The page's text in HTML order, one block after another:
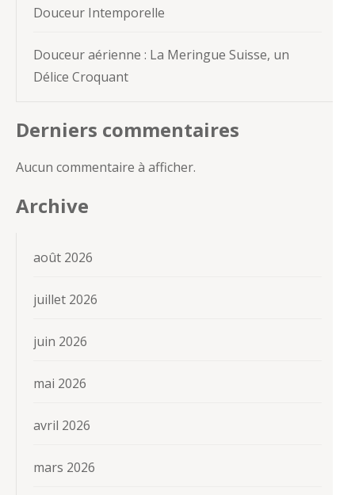
Douceur Intemporelle
Douceur aérienne : La Meringue Suisse, un
Délice Croquant
Derniers commentaires
Aucun commentaire à afficher.
Archive
août 2026
juillet 2026
juin 2026
mai 2026
avril 2026
mars 2026